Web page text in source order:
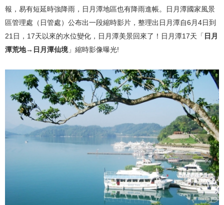
報，易有短延時強降雨，日月潭地區也有降雨進帳。日月潭國家風景
區管理處（日管處）公布出一段縮時影片，整理出日月潭自6月4日到
21日，17天以來的水位變化，日月潭美景回來了！日月潭17天「 日月
潭荒地→日月潭仙境 」縮時影像曝光!